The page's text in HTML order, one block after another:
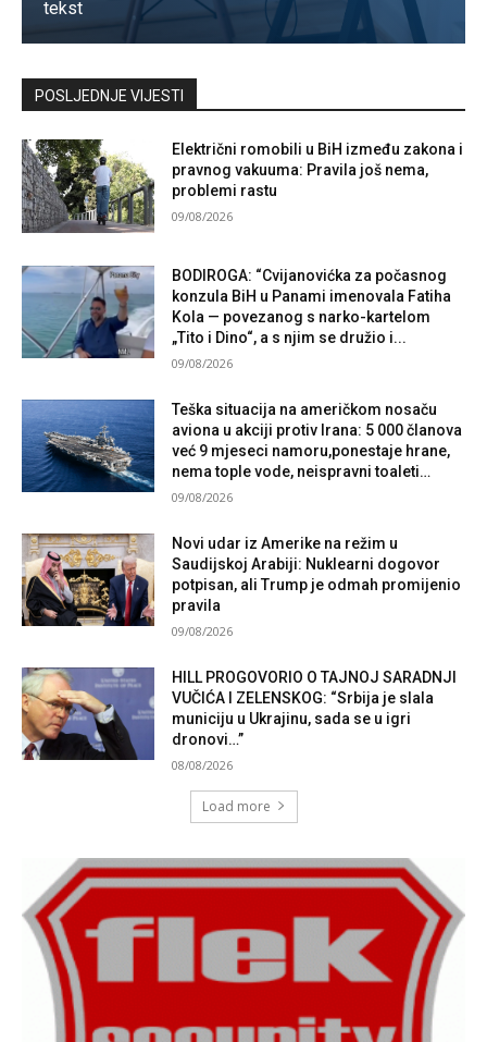
tekst
Kontaktirajte nas
POSLJEDNJE VIJESTI
Električni romobili u BiH između zakona i
pravnog vakuuma: Pravila još nema,
problemi rastu
09/08/2026
BODIROGA: “Cvijanovićka za počasnog
konzula BiH u Panami imenovala Fatiha
Kola — povezanog s narko-kartelom
„Tito i Dino“, a s njim se družio i...
09/08/2026
Teška situacija na američkom nosaču
aviona u akciji protiv Irana: 5 000 članova
već 9 mjeseci namoru,ponestaje hrane,
nema tople vode, neispravni toaleti…
09/08/2026
Novi udar iz Amerike na režim u
Saudijskoj Arabiji: Nuklearni dogovor
potpisan, ali Trump je odmah promijenio
pravila
09/08/2026
HILL PROGOVORIO O TAJNOJ SARADNJI
VUČIĆA I ZELENSKOG: “Srbija je slala
municiju u Ukrajinu, sada se u igri
dronovi…”
08/08/2026
Load more